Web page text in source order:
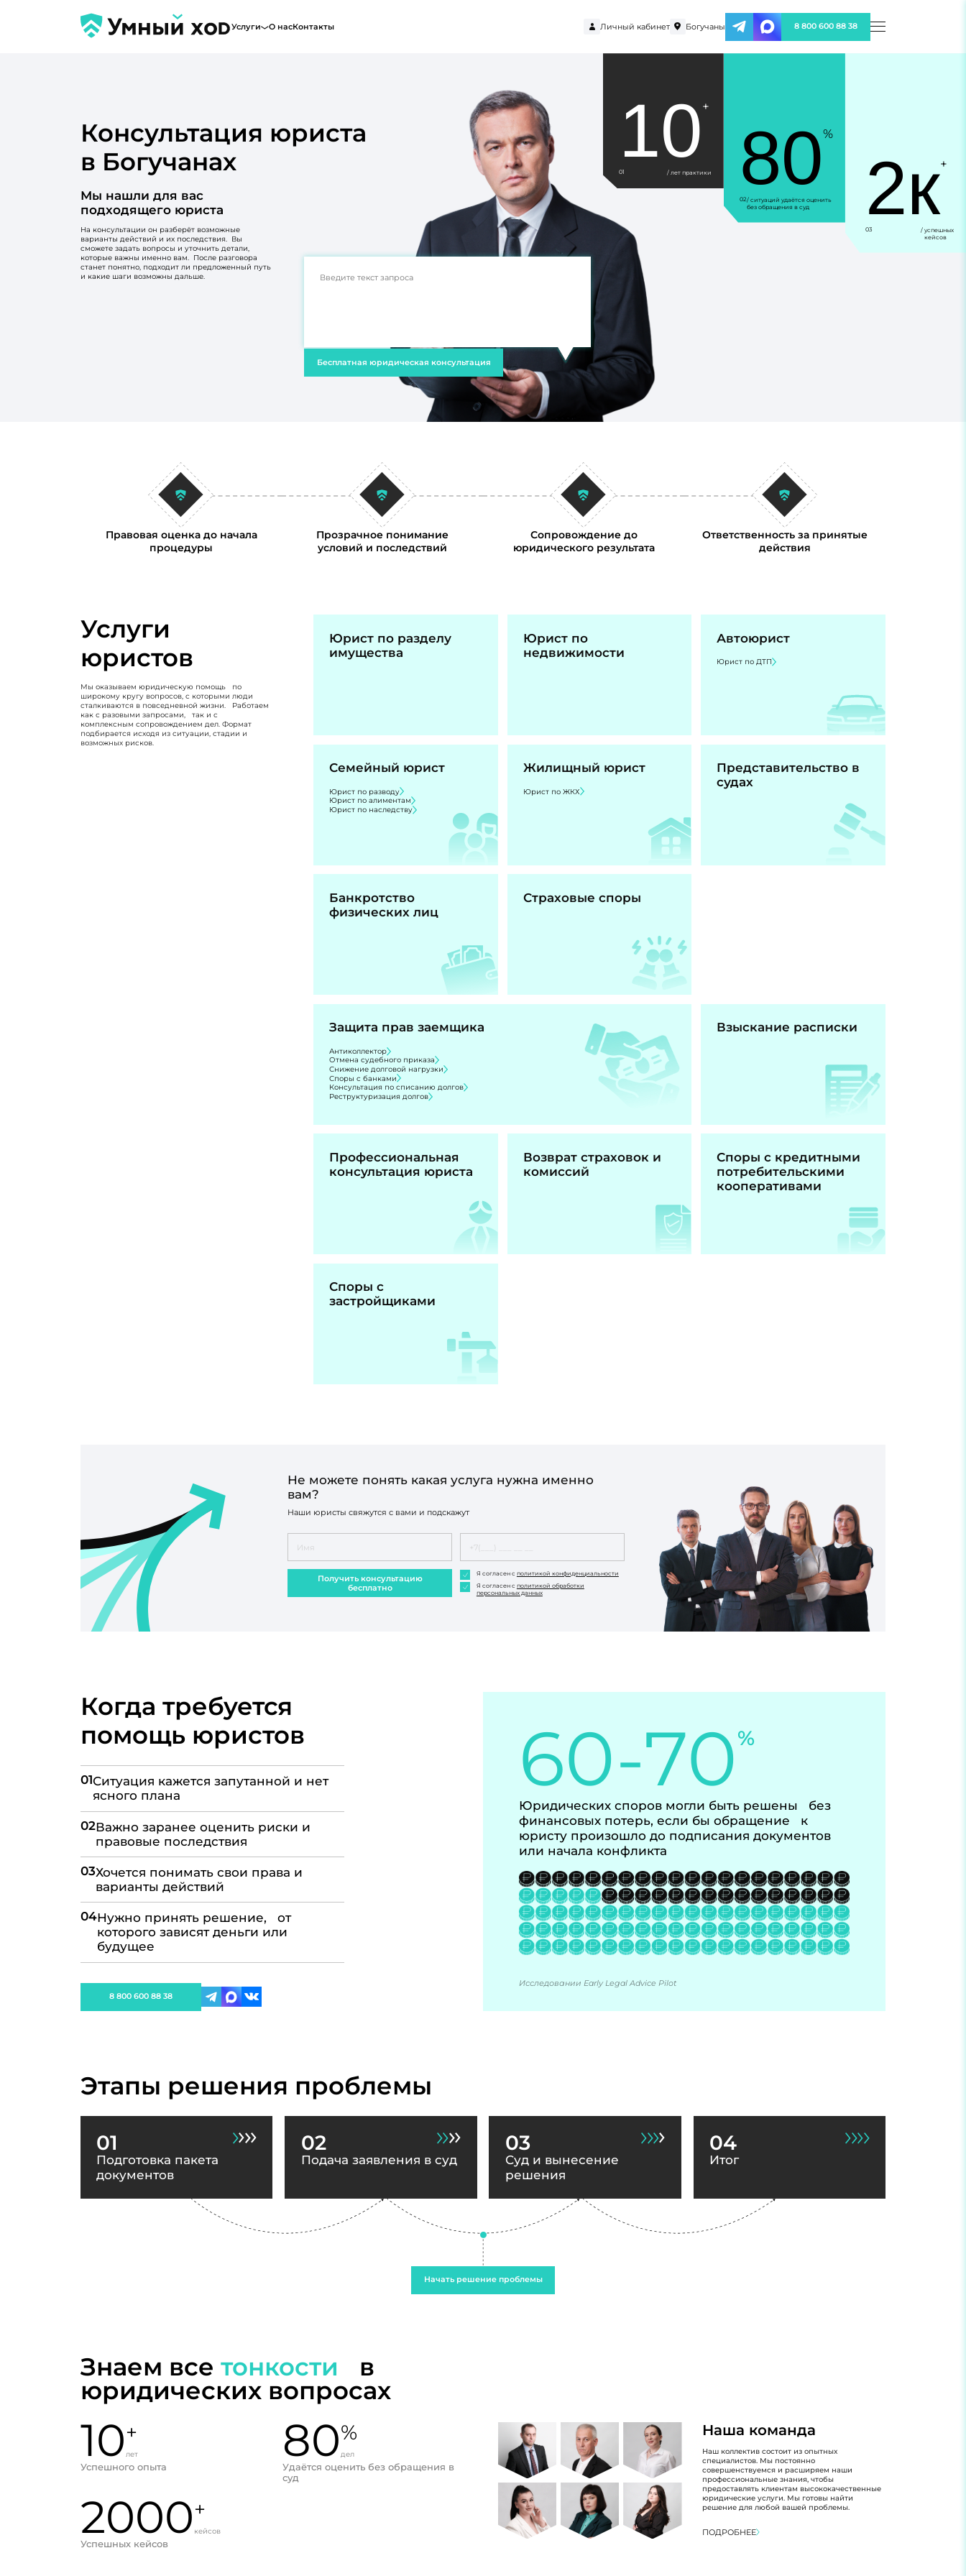
Услуги О насКонтакты Личный кабинет Богучаны 8 800 600 88 38
Консультация юриста
в Богучанах
Мы нашли для вас
подходящего юриста
На консультации он разберёт возможные
варианты действий и их последствия. Вы
сможете задать вопросы и уточнить детали,
которые важны именно вам. После разговора
станет понятно, подходит ли предложенный путь
и какие шаги возможны дальше.
Бесплатная юридическая консультация
10 +
01 / лет практики 80%
02/ ситуаций удаётся оценить
без обращения в суд
2к+
03
/ успешных
кейсов
Правовая оценка до начала
процедуры
Прозрачное понимание
условий и последствий
Сопровождение до
юридического результата
Ответственность за принятые
действия
Услуги
юристов
Мы оказываем юридическую помощь по
широкому кругу вопросов, с которыми люди
сталкиваются в повседневной жизни. Работаем
как с разовыми запросами, так и с
комплексным сопровождением дел. Формат
подбирается исходя из ситуации, стадии и
возможных рисков.
Юрист по разделу
имущества
Юрист по
недвижимости
Автоюрист
Юрист по ДТП
Семейный юрист
Юрист по разводу
Юрист по алиментам
Юрист по наследству
Жилищный юрист
Юрист по ЖКХ
Представительство в
судах
Банкротство
физических лиц
Страховые споры
Защита прав заемщика
Антиколлектор
Отмена судебного приказа
Снижение долговой нагрузки
Споры с банками
Консультация по списанию долгов
Реструктуризация долгов
Взыскание расписки
Профессиональная
консультация юриста
Возврат страховок и
комиссий
Споры с кредитными
потребительскими
кооперативами
Споры с
застройщиками
Не можете понять какая услуга нужна именно
вам?
Наши юристы свяжутся с вами и подскажут
Получить консультацию
бесплатно
Я согласен с политикой конфиденциальности
Я согласен с политикой обработки
персональных данных
Когда требуется
помощь юристов
01Ситуация кажется запутанной и нет
ясного плана
02Важно заранее оценить риски и
правовые последствия
03Хочется понимать свои права и
варианты действий
04Нужно принять решение, от
которого зависят деньги или
будущее
8 800 600 88 38
60-70%
Юридических споров могли быть решены без
финансовых потерь, если бы обращение к
юристу произошло до подписания документов
или начала конфликта
Исследовании Early Legal Advice Pilot
Этапы решения проблемы
01
Подготовка пакета
документов
02
Подача заявления в суд
03
Суд и вынесение
решения
04
Итог
Начать решение проблемы
Знаем все тонкости в
юридических вопросах
10+
лет
Успешного опыта
80%
дел
Удаётся оценить без обращения в
суд
2000+
кейсов
Успешных кейсов
Наша команда
Наш коллектив состоит из опытных
специалистов. Мы постоянно
совершенствуемся и расширяем наши
профессиональные знания, чтобы
предоставлять клиентам высококачественные
юридические услуги. Мы готовы найти
решение для любой вашей проблемы.
ПОДРОБНЕЕ